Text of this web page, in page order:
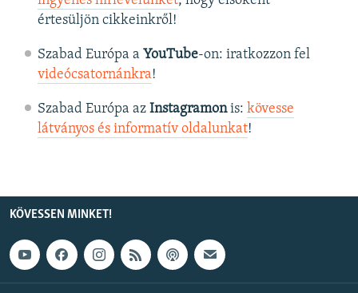
értesüljön cikkeinkről!
Szabad Európa a YouTube-on: iratkozzon fel
videócsatornánkra!
Szabad Európa az Instagramonis: kövesse
látványos és informatív oldalunkat! ​
KÖVESSEN MINKET!